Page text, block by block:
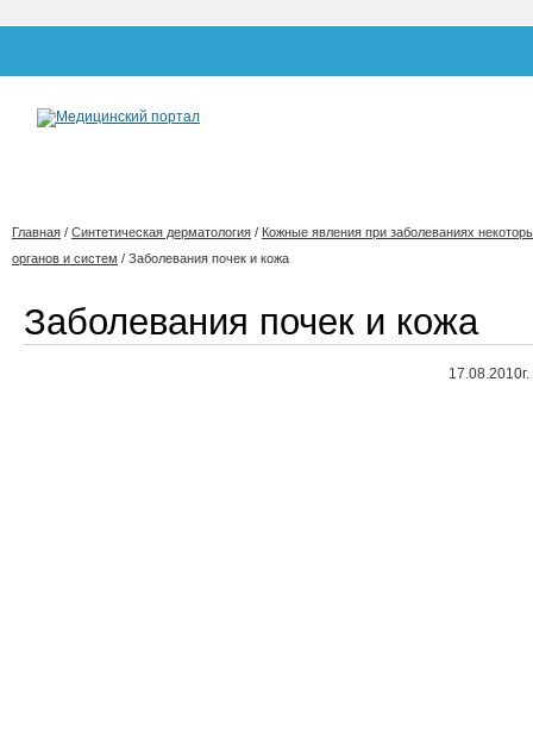
Главная / Синтетическая дерматология / Кожные явления при заболеваниях
органов и систем / Заболевания почек и кожа
Заболевания почек и кожа
17.08.2010г.